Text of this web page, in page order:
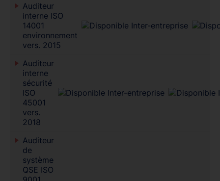
Auditeur
interne ISO
14001
environnement
vers. 2015
Auditeur
interne
sécurité
ISO
45001
vers.
2018
Auditeur
de
système
QSE ISO